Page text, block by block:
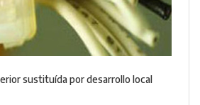
sustituída por desarrollo local